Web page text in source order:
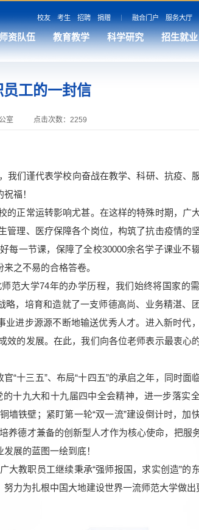
校友 考生 招聘 捐赠 融合门户 服务大厅
资队伍 教育教学 科学研究 招生就业
工的一封信
室 点击次数： 2259
们谨代表学校向奋战在教学、科研、抗疫、
福！
正常运转影响尤甚。在这样的特殊时期，广
理、医疗保障各个岗位，构筑了抗击疫情的
每一节课，保障了全校30000余名学子课业不
之不易的合格答卷。
大学74年的办学历程，我们始终将国家的
略，培育和造就了一支师德高尚、业务精湛、
业进步源源不断地输送优秀人才。进入新时代
的发展。在此，我们向各位老师表示最衷心
十三五”、布局“十四五”的承启之年，同时面
十九大和十九届四中全会精神，进一步落实
铁壁；紧盯第一轮“双一流”建设倒计时，加
养德才兼备的创新型人才作为核心使命，把服
展的蓝图一绘到底！
教职员工继续秉承“强师报国，求实创造”的
力为扎根中国大地建设世界一流师范大学做出